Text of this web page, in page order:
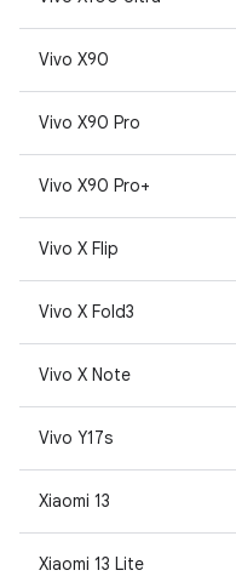
Vivo X90
Vivo X90 Pro
Vivo X90 Pro+
Vivo X Flip
Vivo X Fold3
Vivo X Note
Vivo Y17s
Xiaomi 13
Xiaomi 13 Lite